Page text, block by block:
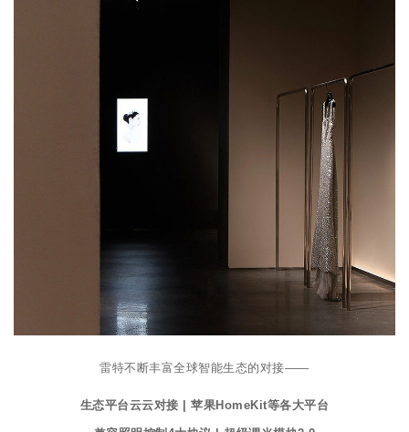
雷特不断丰富全球智能生态的对接——
生态平台云云对接 | 苹果HomeKit等各大平台